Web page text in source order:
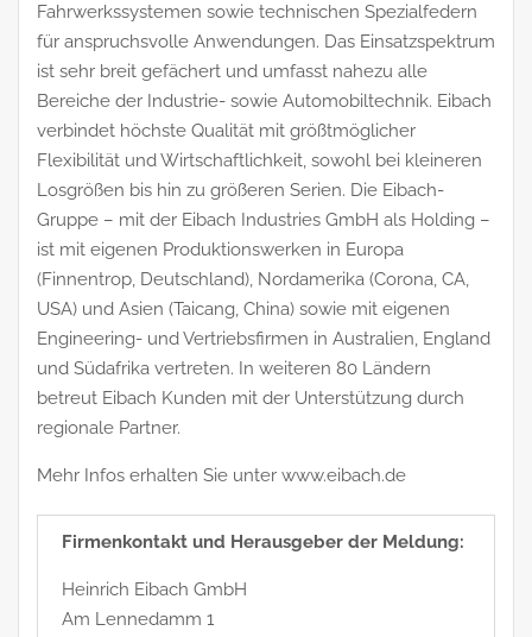
Fahrwerkssystemen sowie technischen Spezialfedern
für anspruchsvolle Anwendungen. Das Einsatzspektrum
ist sehr breit gefächert und umfasst nahezu alle
Bereiche der Industrie- sowie Automobiltechnik. Eibach
verbindet höchste Qualität mit größtmöglicher
Flexibilität und Wirtschaftlichkeit, sowohl bei kleineren
Losgrößen bis hin zu größeren Serien. Die Eibach-
Gruppe – mit der Eibach Industries GmbH als Holding –
ist mit eigenen Produktionswerken in Europa
(Finnentrop, Deutschland), Nordamerika (Corona, CA,
USA) und Asien (Taicang, China) sowie mit eigenen
Engineering- und Vertriebsfirmen in Australien, England
und Südafrika vertreten. In weiteren 80 Ländern
betreut Eibach Kunden mit der Unterstützung durch
regionale Partner.
Mehr Infos erhalten Sie unter www.eibach.de
Firmenkontakt und Herausgeber der Meldung:
Heinrich Eibach GmbH
Am Lennedamm 1